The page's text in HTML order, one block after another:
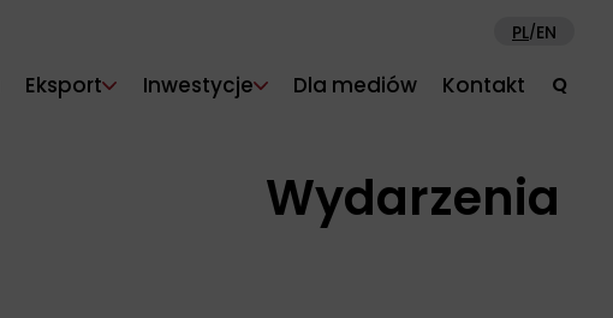
Eksport Inwestycje Dla mediów Kontakt Q
PL/EN
Wydarzenia